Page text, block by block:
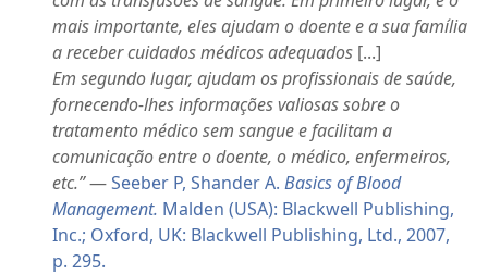
mais importante, eles ajudam o doente e a sua família
a receber cuidados médicos adequados [...]
Em segundo lugar, ajudam os profissionais de saúde,
fornecendo-lhes informações valiosas sobre o
tratamento médico sem sangue e facilitam a
comunicação entre o doente, o médico, enfermeiros,
etc.”—Seeber P, Shander A. Basics of Blood
Management. Malden (USA): Blackwell Publishing,
Inc.; Oxford, UK: Blackwell Publishing, Ltd., 2007,
p. 295.